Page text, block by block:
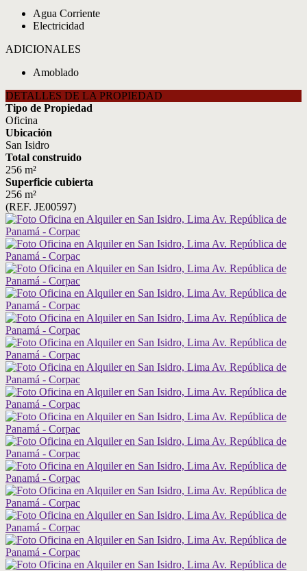
Agua Corriente
Electricidad
ADICIONALES
Amoblado
DETALLES DE LA PROPIEDAD
Tipo de Propiedad
Oficina
Ubicación
San Isidro
Total construido
256 m²
Superficie cubierta
256 m²
(REF. JE00597)